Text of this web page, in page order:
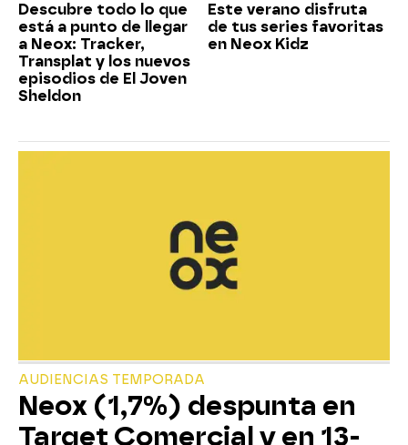
Descubre todo lo que
está a punto de llegar
a Neox: Tracker,
Transplat y los nuevos
episodios de El Joven
Sheldon
Este verano disfruta
de tus series favoritas
en Neox Kidz
AUDIENCIAS TEMPORADA
Neox (1,7%) despunta en
Target Comercial y en 13-